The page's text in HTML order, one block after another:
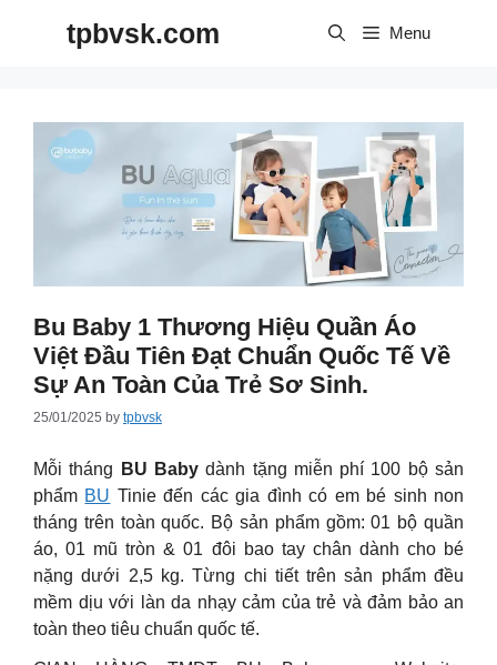
tpbvsk.com Menu
Bu Baby 1 Thương Hiệu Quần Áo
Việt Đầu Tiên Đạt Chuẩn Quốc Tế Về
Sự An Toàn Của Trẻ Sơ Sinh.
25/01/2025 by tpbvsk
Mỗi tháng BU Babydành tặng miễn phí 100 bộ sản
phẩm BU Tinie đến các gia đình có em bé sinh non
tháng trên toàn quốc. Bộ sản phẩm gồm: 01 bộ quần
áo, 01 mũ tròn & 01 đôi bao tay chân dành cho bé
nặng dưới 2,5 kg. Từng chi tiết trên sản phẩm đều
mềm dịu với làn da nhạy cảm của trẻ và đảm bảo an
toàn theo tiêu chuẩn quốc tế.